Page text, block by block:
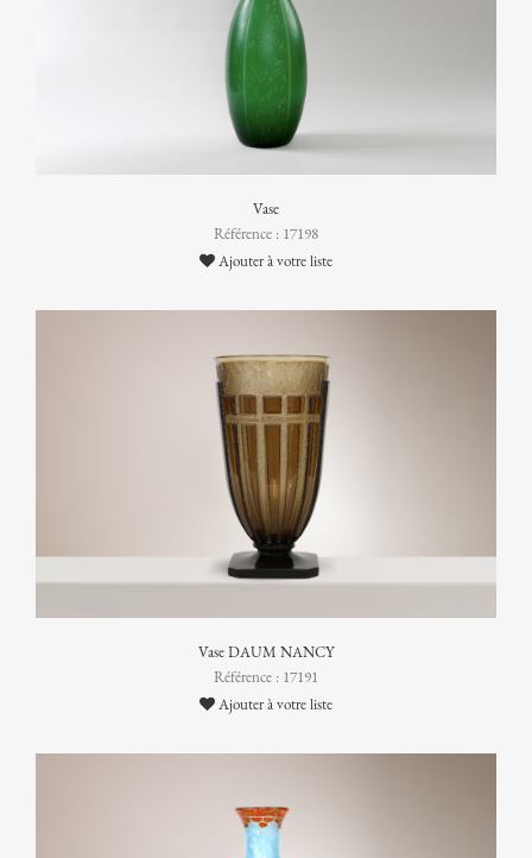
Vase
Référence : 17198
Ajouter à votre liste
Vase DAUM NANCY
Référence : 17191
Ajouter à votre liste